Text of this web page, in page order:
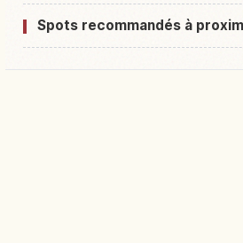
Spots recommandés à